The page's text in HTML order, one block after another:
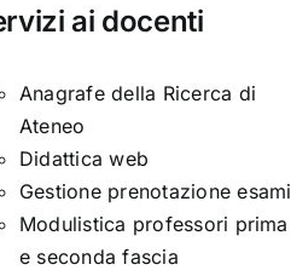
ai docenti
Anagrafe della Ricerca di
Ateneo
Didattica web
Gestione prenotazione esami
Modulistica professori prima
e seconda fascia